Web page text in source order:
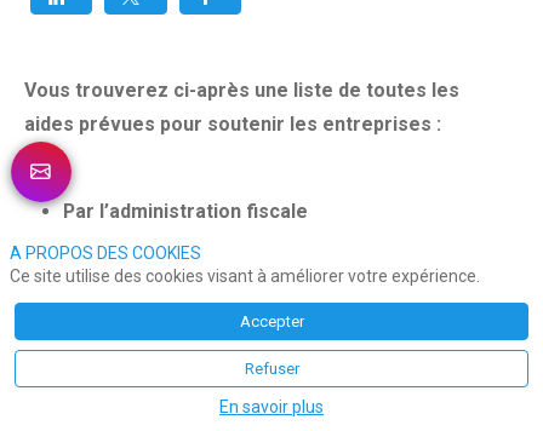
Vous trouverez ci-après une liste de toutes les
aides prévues pour soutenir les entreprises :
Par l’administration fiscale
– Report sans pénalité du règlement des prochaines
échéances d’impôts directs (acompte d’impôt sur
les sociétés, taxe sur les salaires) ;
– Possibilité d’opposition aux prélèvement SEPA ou
A PROPOS DES COOKIES
Ce site utilise des cookies visant à améliorer votre expérience.
Accepter
Refuser
En savoir plus